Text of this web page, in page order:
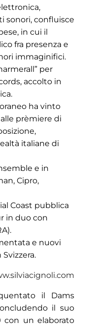
sonori, confluisce
in cui il
fra presenza e
immaginifici.
per
accolto in
ha vinto
prèmiere di
italiane di
e in
Cipro,
Coast pubblica
in duo con
e nuovi
il Dams
il suo
con un elaborato